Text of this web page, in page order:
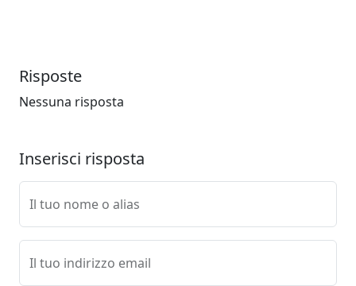
Risposte
Nessuna risposta
Inserisci risposta
Il tuo nome o alias
Il tuo indirizzo email